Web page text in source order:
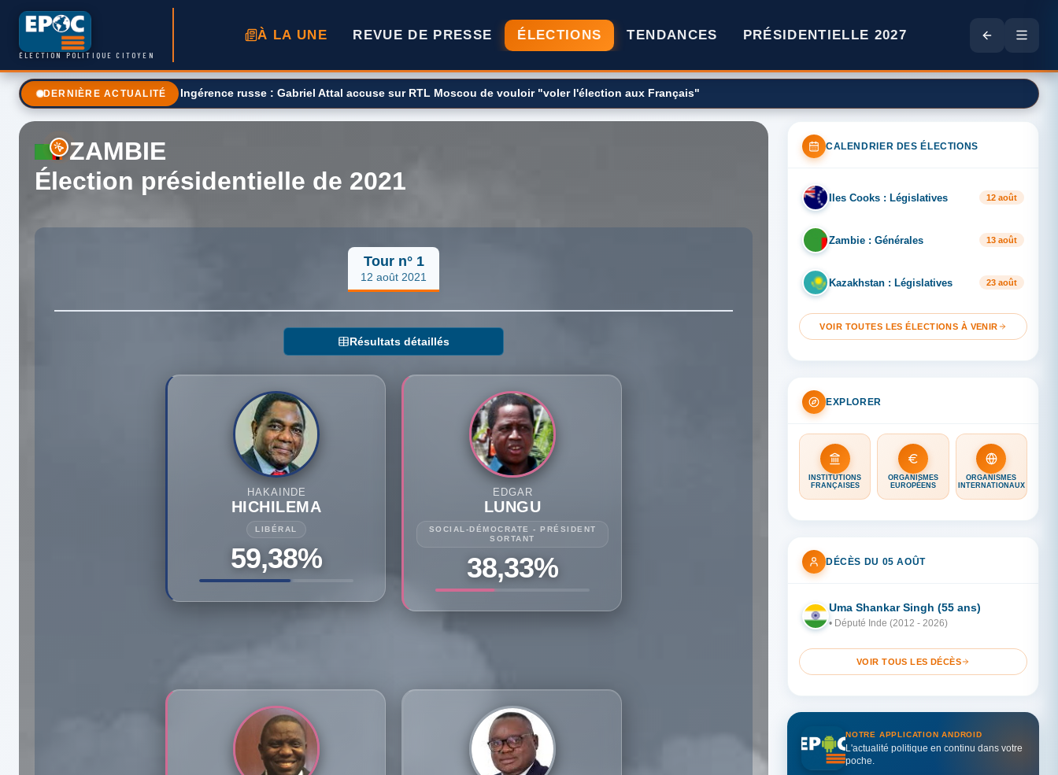
ÉLECTION POLITIQUE CITOYEN
À LA UNE REVUE DE PRESSE ÉLECTIONS TENDANCES PRÉSIDENTIELLE 2027
DERNIÈRE ACTUALITÉ Ingérence russe : Gabriel Attal accuse sur RTL Moscou de vouloir "voler l'élection aux Français"
ZAMBIE
Élection présidentielle de 2021
Tour n° 1
12 août 2021
Résultats détaillés
HAKAINDE
HICHILEMA
LIBÉRAL
59,38%
EDGAR
LUNGU
SOCIAL-DÉMOCRATE - PRÉSIDENT
SORTANT
38,33%
CALENDRIER DES ÉLECTIONS
IL Iles Cooks : Législatives 12 août
ZA Zambie : Générales 13 août
KA Kazakhstan : Législatives 23 août
VOIR TOUTES LES ÉLECTIONS À VENIR
EXPLORER
INSTITUTIONS
FRANÇAISES
ORGANISMES
EUROPÉENS
ORGANISMES
INTERNATIONAUX
DÉCÈS DU 05 AOÛT
IN
Uma Shankar Singh (55 ans)
• Député Inde (2012 - 2026)
VOIR TOUS LES DÉCÈS
NOTRE APPLICATION ANDROID
L'actualité politique en continu dans votre
poche.